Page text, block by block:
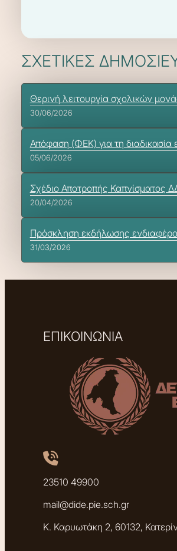
ΣΧΕΤΙΚΕΣ
Θερινή λειτουργία σχολικών
30/06/2026
Απόφαση (ΦΕΚ) για τη διαδικασία
05/06/2026
Σχέδιο Αποτροπής Καπνίσματος
20/04/2026
Πρόσκληση εκδήλωσης
31/03/2026
ΕΠΙΚΟΙΝΩΝΙΑ
23510 49900
mail@dide.pie.sch.gr
Κ. Καρυωτάκη 2, 60132,